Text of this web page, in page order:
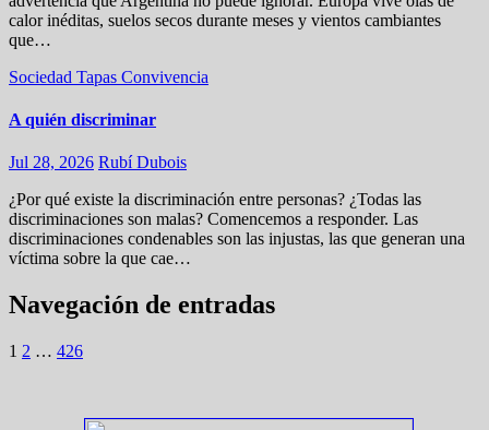
calor inéditas, suelos secos durante meses y vientos cambiantes
que…
Sociedad Tapas Convivencia
A quién discriminar
Jul 28, 2026 Rubí Dubois
¿Por qué existe la discriminación entre personas? ¿Todas las
discriminaciones son malas? Comencemos a responder. Las
discriminaciones condenables son las injustas, las que generan una
víctima sobre la que cae…
Navegación de entradas
1 2 … 426